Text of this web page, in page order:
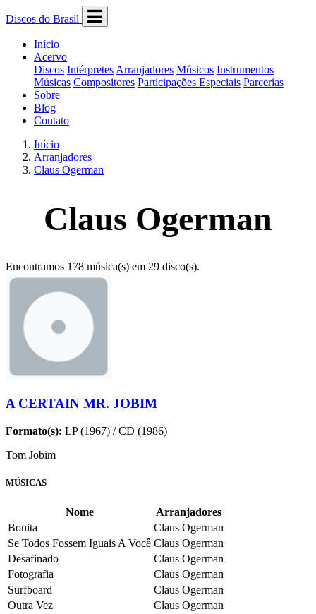
Discos do Brasil
Início
Acervo
Discos Intérpretes Arranjadores Músicos Instrumentos
Músicas Compositores Participações Especiais Parcerias
Sobre
Blog
Contato
Início
Arranjadores
Claus Ogerman
Claus Ogerman
Encontramos 178 música(s) em 29 disco(s).
A CERTAIN MR. JOBIM
Formato(s): LP (1967) / CD (1986)
Tom Jobim
MÚSICAS
Nome
Arranjadores
Bonita
Claus Ogerman
Se Todos Fossem Iguais A Você Claus Ogerman
Desafinado
Claus Ogerman
Fotografia
Claus Ogerman
Surfboard
Claus Ogerman
Outra Vez
Claus Ogerman